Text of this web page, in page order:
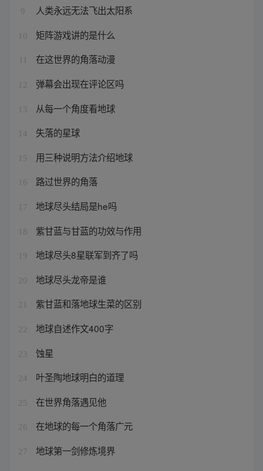
9 人类永远无法飞出太阳系
10 矩阵游戏讲的是什么
在这世界的角落动漫
12 弹幕会出现在评论区吗
13 从每一个角度看地球
14 失落的星球
15 用三种说明方法介绍地球
16 路过世界的角落
17 地球尽头结局是he吗
18 紫甘蓝与甘蓝的功效与作用
19 地球尽头8星联军到齐了吗
20 地球尽头龙帝是谁
21 紫甘蓝和落地球生菜的区别
22 地球自述作文400字
23 蚀星
24 叶圣陶地球明白的道理
25 在世界角落遇见他
26 在地球的每一个角落广元
27 地球第一剑修炼境界